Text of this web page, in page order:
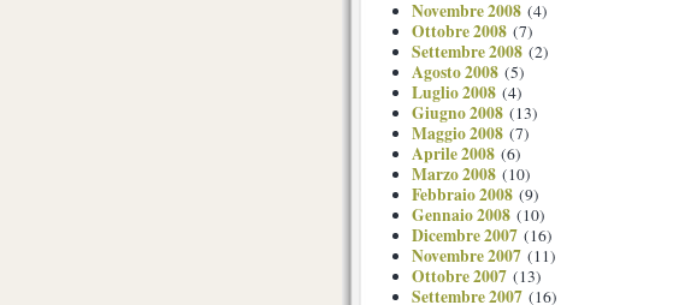
Novembre 2008 (4)
Ottobre 2008 (7)
Settembre 2008 (2)
Agosto 2008 (5)
Luglio 2008 (4)
Giugno 2008 (13)
Maggio 2008 (7)
Aprile 2008 (6)
Marzo 2008 (10)
Febbraio 2008 (9)
Gennaio 2008 (10)
Dicembre 2007 (16)
Novembre 2007 (11)
Ottobre 2007 (13)
Settembre 2007 (16)